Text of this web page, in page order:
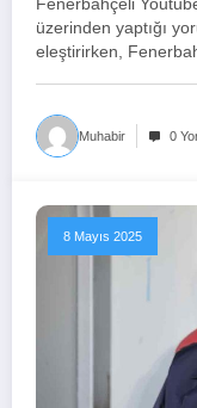
Fenerbahçeli
üzerinden yaptığı
eleştirirken,
Muhabir 0
8 Mayıs 2025